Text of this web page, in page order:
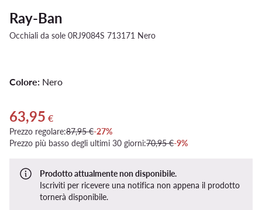
Ray-Ban
Occhiali da sole 0RJ9084S 713171 Nero
Colore: Nero
Prezzo attuale 63,95 €
63,95 €
Prezzo regolare:87,95 €-27%
Prezzo più basso degli ultimi 30 giorni:70,95 €-9%
Prodotto attualmente non disponibile.
Iscriviti per ricevere una notifica non appena il prodotto
tornerà disponibile.